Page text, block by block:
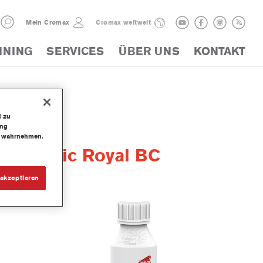
Mein Cromax Cromax weltweit
SERVICES ÜBER UNS KONTAKT
Royal BC
zu